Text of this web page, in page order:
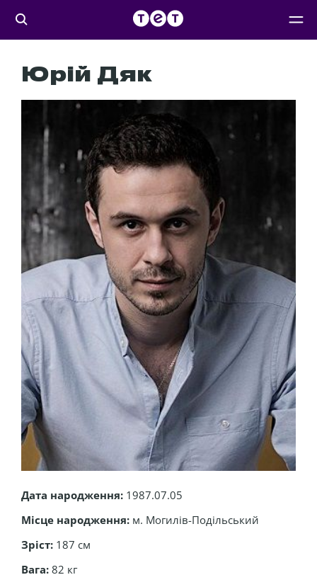
Юрій Дяк
Дата народження: 1987.07.05
Місце народження: м. Могилів-Подільський
Зріст: 187 см
Вага: 82 кг